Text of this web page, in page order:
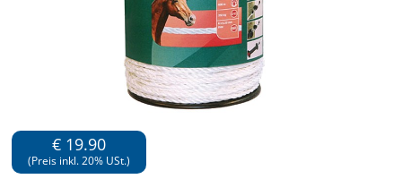
€ 19.90
(Preis inkl. 20% USt.)